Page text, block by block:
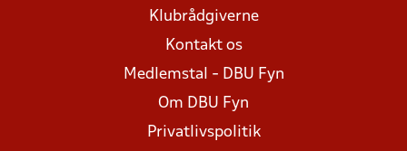
Klubrådgiverne
Kontakt os
Medlemstal - DBU Fyn
Om DBU Fyn
Privatlivspolitik